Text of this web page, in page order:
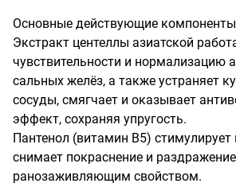
Основные действующие
Экстракт центеллы азиатской
чувствительности и нормализацию
сальных желёз, а также устраняет
сосуды, смягчает и оказывает
эффект, сохраняя упругость.
Пантенол (витамин B5) стимулирует
снимает покраснение и
ранозаживляющим свойством.